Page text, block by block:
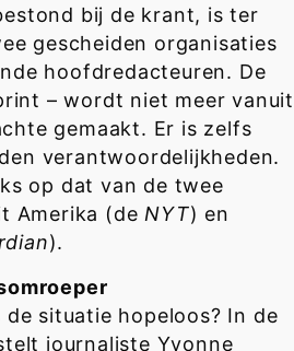
bij de krant, is ter
gescheiden organisaties
hoofdredacteuren. De
– wordt niet meer vanuit
gemaakt. Er is zelfs
verantwoordelijkheden.
op dat van de twee
Amerika (deNYT) en
).
situatie hopeloos? In de
journaliste Yvonne